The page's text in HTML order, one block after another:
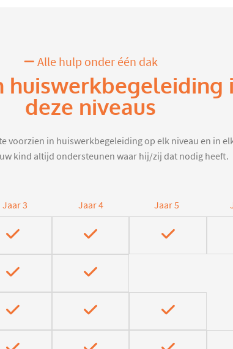
Alle hulp onder één dak
huiswerkbegeleiding
deze niveaus
voorzien in huiswerkbegeleiding op elk niveau en in
kind altijd ondersteunen waar hij/zij dat nodig heeft.
Jaar 3 Jaar 4 Jaar 5